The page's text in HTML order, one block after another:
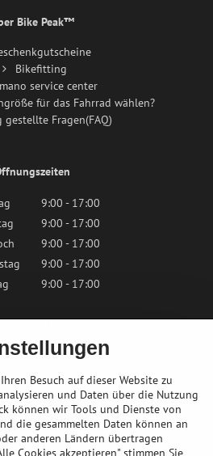
Bike Peak™
Bikefitting
service center
für das Fahrrad wählen?
gestellte Fragen(FAQ)
9:00 - 17:00
9:00 - 17:00
9:00 - 17:00
9:00 - 17:00
9:00 - 17:00
9:00 - 12:00
Geschlossen
Sie uns
Besuch auf dieser Website zu
und Daten über die Nutzung
können wir Tools und Dienste von
die gesammelten Daten können an
anderen Ländern übertragen
Cookies akzeptieren" stimmen Sie